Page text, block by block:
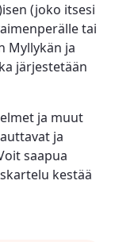
(joko itsesi
tai
Myllykän ja
järjestetään
ja muut
ja
saapua
kestää